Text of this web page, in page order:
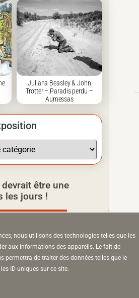
nous utilisons des technologies telles que les
aux informations des appareils. Le fait de
permettra de traiter des données telles que le
ID uniques sur ce site.
Juliana Beasley & John
Trotter – Paradis perdu –
Aumessas
devrait être une
les jours !
À la Une Appel à auteurs Arts